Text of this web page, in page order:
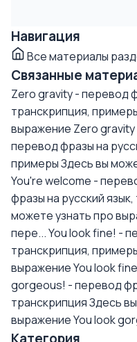
Навигация
Все материалы
Связанные
Zero gravity - перевод
транскрипция,
выражение Zero
перевод фразы на
примерыЗдесь вы
You're welcome -
фразы на русский
можете узнать про
пере...You look fine! -
транскрипция,
выражение You look
gorgeous! - перевод
транскрипцияЗдесь
выражение You look